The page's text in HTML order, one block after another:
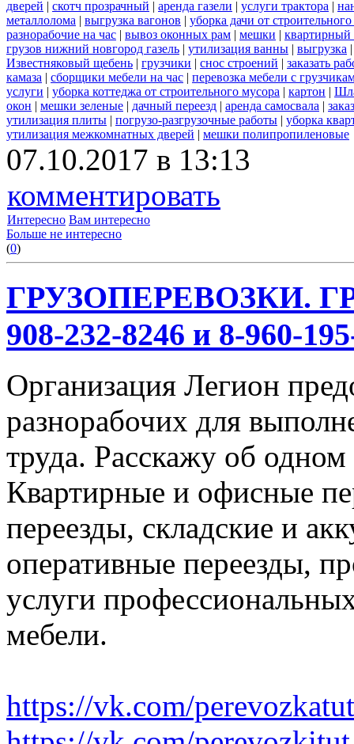
дверей | скотч прозрачный | аренда газели | услуги трактора |
металлолома | выгрузка вагонов | уборка дачи от
разнорабочие на час | вывоз оконных рам | мешки | квартирный
грузов нижний новгород газель | утилизация ванны | выгрузка
Известняковый щебень | грузчики | снос строений | заказать
камаза | сборщики мебели на час | перевозка мебели с
услуги | уборка коттеджа от строительного мусора | картон |
окон | мешки зеленые | дачный переезд | аренда самосвала |
утилизация плиты | погрузо-разгрузочные работы | уборка
утилизация межкомнатных дверей | мешки полипропиленовые
07.10.2017 в 13:13
комментировать
Интересно Вам интересно
Больше не интересно
(0)
ГРУЗОПЕРЕВОЗКИ.
908-232-8246 и 8-960-
Организация Легион
разнорабочих для
труда. Расскажу об
Квартирные и офисные
переезды, складские и
оперативные переезды,
услуги
мебели.
https://vk.com/perevozkatut